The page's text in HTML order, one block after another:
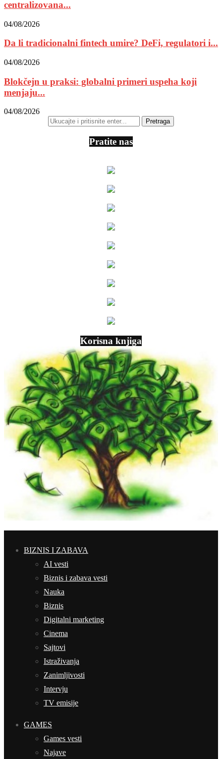
centralizovana...
04/08/2026
Da li tradicionalni fintech umire? DeFi, regulatori i...
04/08/2026
Blokčejn u praksi: globalni primeri uspeha koji
menjaju...
04/08/2026
Pratite nas
Korisna knjiga
BIZNIS I ZABAVA
AI vesti
Biznis i zabava vesti
Nauka
Biznis
Digitalni marketing
Cinema
Sajtovi
Istraživanja
Zanimljivosti
Intervju
TV emisije
GAMES
Games vesti
Najave